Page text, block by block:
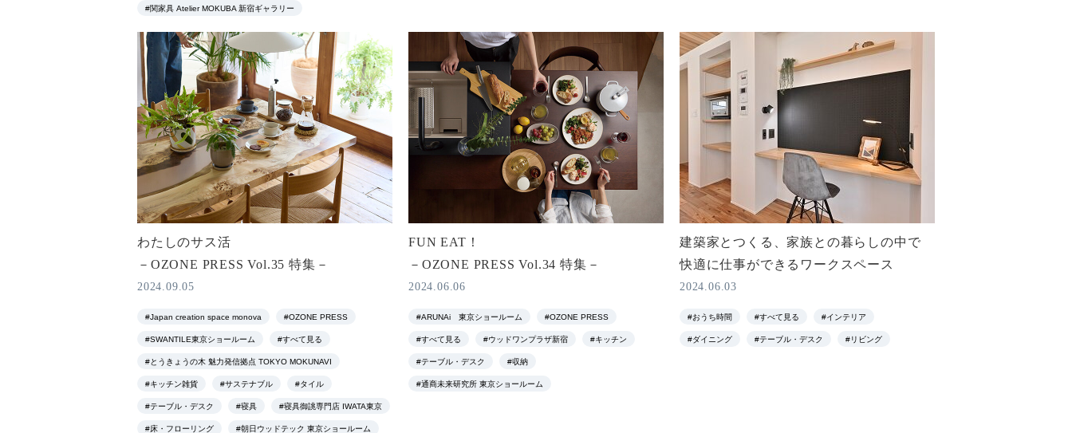
#関家具 Atelier MOKUBA 新宿ギャラリー
わたしのサス活
－OZONE PRESS Vol.35 特集－
2024.09.05
#Japan creation space monova #OZONE PRESS
#SWANTILE東京ショールーム #すべて見る
#とうきょうの木 魅力発信拠点 TOKYO MOKUNAVI
#キッチン雑貨 #サステナブル #タイル
#テーブル・デスク #寝具 #寝具御誂専門店 IWATA東京
#床・フローリング #朝日ウッドテック 東京ショールーム
FUN EAT！
－OZONE PRESS Vol.34 特集－
2024.06.06
#ARUNAi 東京ショールーム #OZONE PRESS
#すべて見る #ウッドワンプラザ新宿 #キッチン
#テーブル・デスク #収納
#通商未来研究所 東京ショールーム
建築家とつくる、家族との暮らしの中で
快適に仕事ができるワークスペース
2024.06.03
#おうち時間 #すべて見る #インテリア
#ダイニング #テーブル・デスク #リビング